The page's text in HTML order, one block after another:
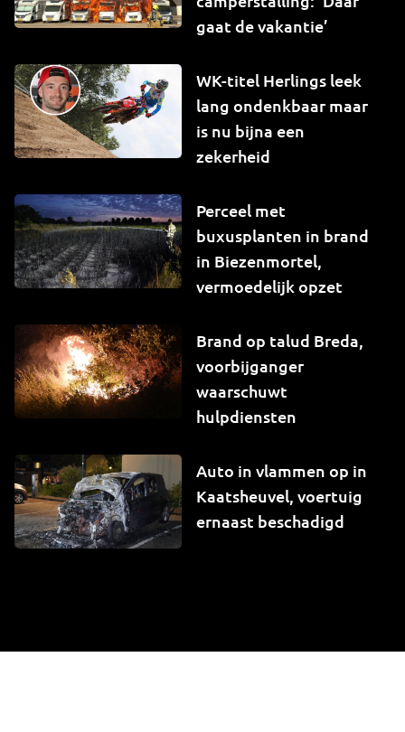
gaat de vakantie’
WK-titel Herlings leek
lang ondenkbaar maar
is nu bijna een
zekerheid
Perceel met
buxusplanten in brand
in Biezenmortel,
vermoedelijk opzet
Brand op talud Breda,
voorbijganger
waarschuwt
hulpdiensten
Auto in vlammen op in
Kaatsheuvel, voertuig
ernaast beschadigd